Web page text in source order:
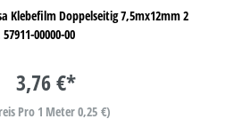
Klebefilm Doppelseitig 7,5mx12mm 2
00000-00
3,76 €*
Pro 1 Meter 0,25 €)